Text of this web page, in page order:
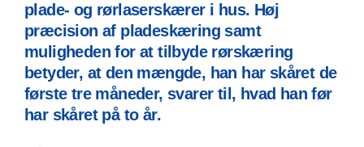
plade- og rørlaserskærer i hus. Høj
præcision af pladeskæring samt
muligheden for at tilbyde rørskæring
betyder, at den mængde, han har skåret de
første tre måneder, svarer til, hvad han før
har skåret på to år.